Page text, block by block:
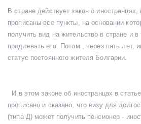
В стране действует закон о иностранцах,
прописаны все пункты, на основании
получить вид на жительство в стране и в
продлевать его. Потом , через пять лет,
статус постоянного жителя Болгарии.
И в этом законе об иностранцах в
прописано и сказано, что визу для
(типа Д) может получить пенсионер -